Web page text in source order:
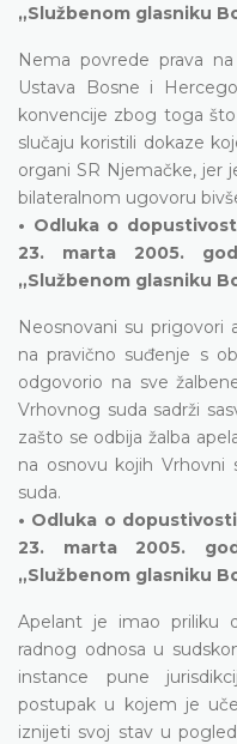
„Službenom glasniku
Nema povrede prava
Ustava Bosne i
konvencije zbog toga
slučaju koristili dokaze
organi SR Njemačke, jer
bilateralnom ugovoru
• Odluka o
23. marta 2005.
„Službenom glasniku
Neosnovani su prigovori
na pravično suđenje s
odgovorio na sve
Vrhovnog suda sadrži
zašto se odbija žalba
na osnovu kojih Vrhovni
suda.
• Odluka o
23. marta 2005.
„Službenom glasniku
Apelant je imao priliku
radnog odnosa u
instance pune
postupak u kojem je
iznijeti svoj stav u